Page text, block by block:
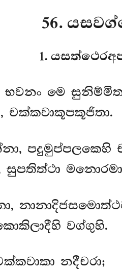
56.
1.
භවනං මෙ
පදුමුප්පලකෙහි
වග්ගුහි.
නදීචරා;